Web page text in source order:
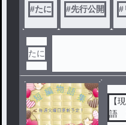
作
！
#たに #先行公開 #
たに
【
語